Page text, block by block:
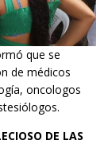
que se
de médicos
oncologos
DE LAS